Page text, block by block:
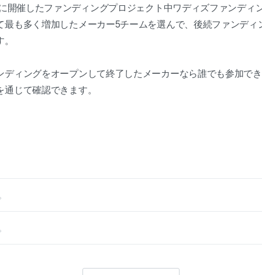
開催したファンディングプロジェクト中ワディズファンディ
最も多く増加したメーカー5チームを選んで、後続ファンディ
ディングをオープンして終了したメーカーなら誰でも参加で
じて確認できます。